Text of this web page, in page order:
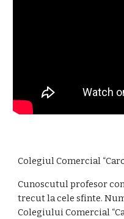
Colegiul Comercial
Cunoscutul profesor
trecut la cele sfinte.
Colegiului Comercial